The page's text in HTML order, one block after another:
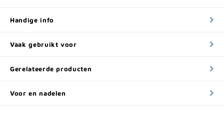
Handige info
Vaak gebruikt voor
Gerelateerde producten
Voor en nadelen